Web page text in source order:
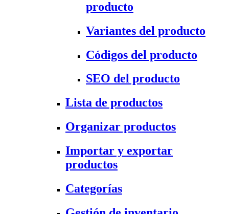
producto
Variantes del producto
Códigos del producto
SEO del producto
Lista de productos
Organizar productos
Importar y exportar
productos
Categorías